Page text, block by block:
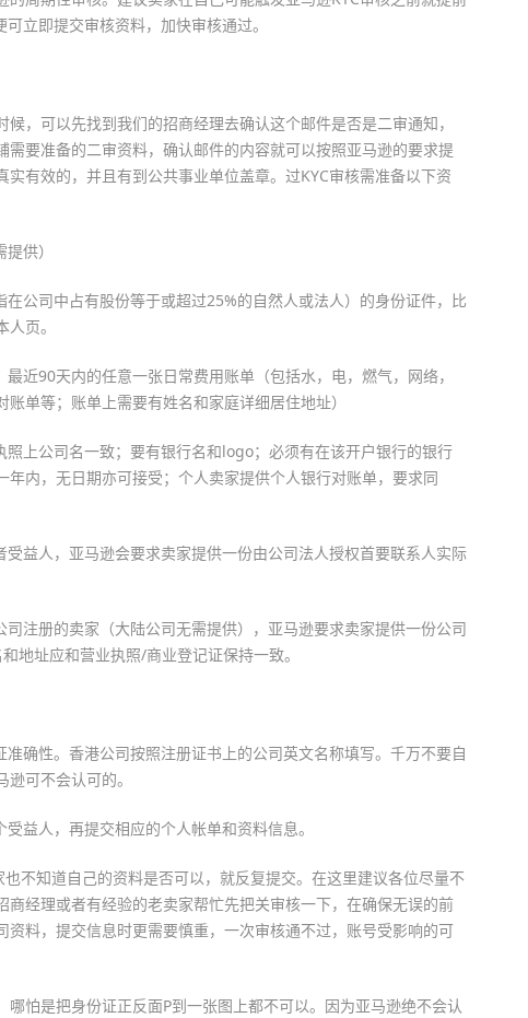
立即提交审核资料，加快审核通过。
，可以先找到我们的招商经理去确认这个邮件是否是二审通知，
需要准备的二审资料，确认邮件的内容就可以按照亚马逊的要求提
有效的，并且有到公共事业单位盖章。过KYC审核需准备以下资
供）
公司中占有股份等于或超过25%的自然人或法人）的身份证件，比
页。
近90天内的任意一张日常费用账单（包括水，电，燃气，网络，
单等；账单上需要有姓名和家庭详细居住地址）
上公司名一致；要有银行名和logo；必须有在该开户银行的银行
年内，无日期亦可接受；个人卖家提供个人银行对账单，要求同
益人，亚马逊会要求卖家提供一份由公司法人授权首要联系人实际
注册的卖家（大陆公司无需提供），亚马逊要求卖家提供一份公司
地址应和营业执照/商业登记证保持一致。
确性。香港公司按照注册证书上的公司英文名称填写。千万不要自
可不会认可的。
益人，再提交相应的个人帐单和资料信息。
不知道自己的资料是否可以，就反复提交。在这里建议各位尽量不
经理或者有经验的老卖家帮忙先把关审核一下，在确保无误的前
料，提交信息时更需要慎重，一次审核通不过，账号受影响的可
哪怕是把身份证正反面P到一张图上都不可以。因为亚马逊绝不会认